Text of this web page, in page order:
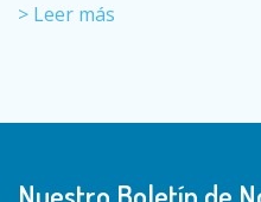
> Leer más